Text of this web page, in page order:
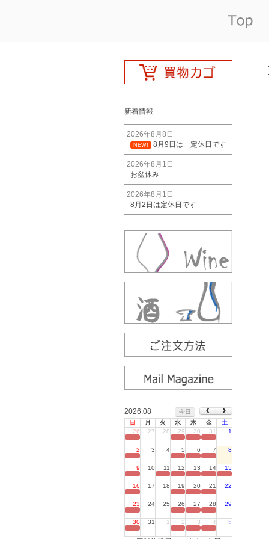
新着情報
2026年8月8日
NEW! 8月9日は 定休日です
2026年8月1日
お盆休み
2026年8月1日
8月2日は定休日です
2026.08
今日
日
月 火 水 木 金
土
26
27 28 29 30 31 1
2 3 4 5 6 7 8
9 10 11 12 13 14 15
16 17 18 19 20 21 22
23 24 25 26 27 28 29
30 31 1 2 3 4 5